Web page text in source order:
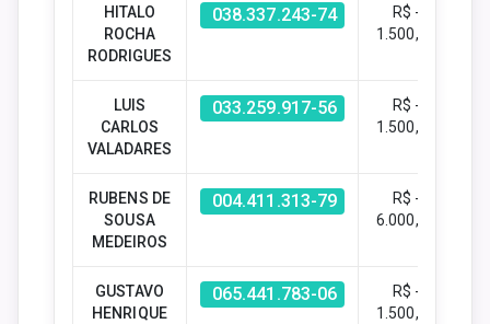
HITALO
ROCHA
RODRIGUES
038.337.243-74
R$ -
1.500,00
LUIS
CARLOS
VALADARES
033.259.917-56
R$ -
1.500,00
RUBENS DE
SOUSA
MEDEIROS
004.411.313-79
R$ -
6.000,00
GUSTAVO
HENRIQUE
065.441.783-06
R$ -
1.500,00